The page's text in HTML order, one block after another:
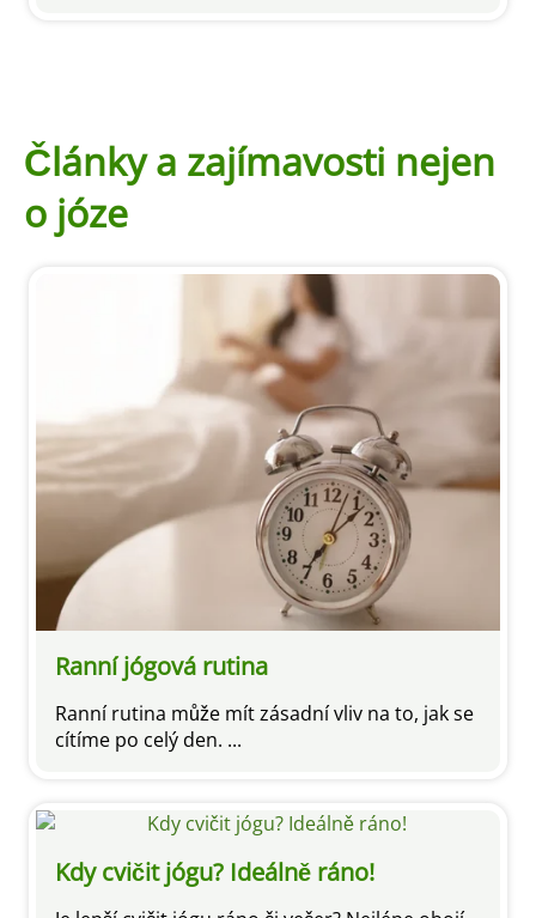
Články a zajímavosti nejen
o józe
Ranní jógová rutina
Ranní rutina může mít zásadní vliv na to, jak se
cítíme po celý den. ...
Kdy cvičit jógu? Ideálně ráno!